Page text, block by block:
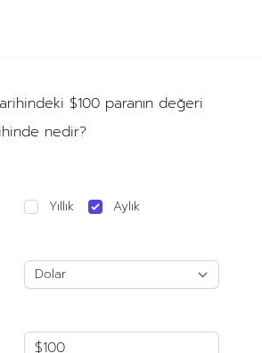
$100 paranın değeri
nedir?
Yıllık Aylık